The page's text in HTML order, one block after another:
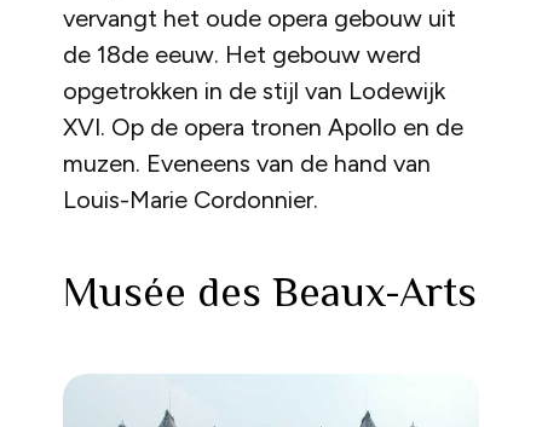
vervangt het oude opera gebouw uit
de 18de eeuw. Het gebouw werd
opgetrokken in de stijl van Lodewijk
XVI. Op de opera tronen Apollo en de
muzen. Eveneens van de hand van
Louis-Marie Cordonnier.
Musée des Beaux-Arts